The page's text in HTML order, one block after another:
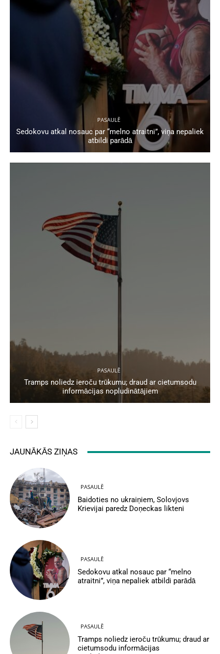
PASAULĒ
Sedokovu atkal nosauc par “melno atraitni”, viņa nepaliek
atbildi parādā
PASAULĒ
Tramps noliedz ieroču trūkumu; draud ar cietumsodu
informācijas nopludinātājiem
JAUNĀKĀS ZIŅAS
PASAULĒ
Baidoties no ukraiņiem, Solovjovs
Krievijai paredz Doņeckas likteni
PASAULĒ
Sedokovu atkal nosauc par “melno
atraitni”, viņa nepaliek atbildi parādā
PASAULĒ
Tramps noliedz ieroču trūkumu; draud ar
cietumsodu informācijas